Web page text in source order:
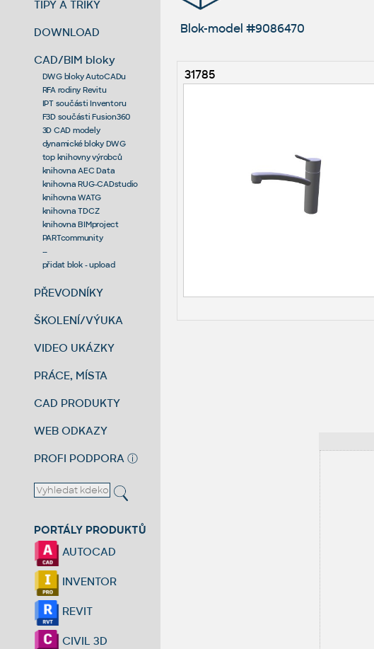
TIPY A TRIKY
DOWNLOAD
CAD/BIM bloky
DWG bloky AutoCADu
RFA rodiny Revitu
IPT součásti Inventoru
F3D součásti Fusion360
3D CAD modely
dynamické bloky DWG
top knihovny výrobců
knihovna AEC Data
knihovna RUG-CADstudio
knihovna WATG
knihovna TDCZ
knihovna BIMproject
PARTcommunity
--
přidat blok - upload
PŘEVODNÍKY
ŠKOLENÍ/VÝUKA
VIDEO UKÁZKY
PRÁCE, MÍSTA
CAD PRODUKTY
WEB ODKAZY
PROFI PODPORA ⓘ
PORTÁLY PRODUKTŮ
AUTOCAD
INVENTOR
REVIT
CIVIL 3D
Blok-model #9086470
31785